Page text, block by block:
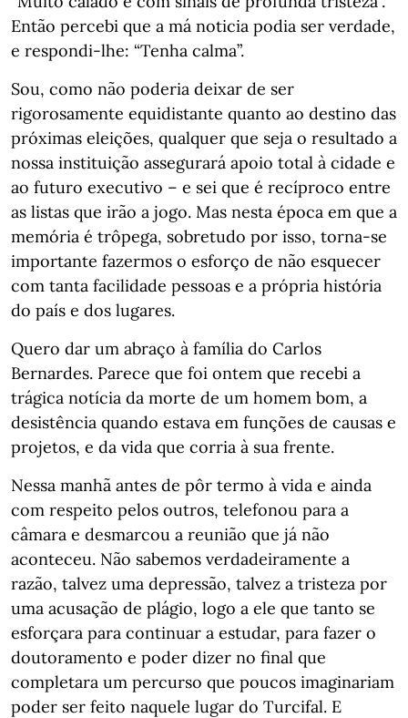
Então percebi que a má noticia podia ser verdade,
e respondi-lhe: “Tenha calma”.
Sou, como não poderia deixar de ser
rigorosamente equidistante quanto ao destino das
próximas eleições, qualquer que seja o resultado a
nossa instituição assegurará apoio total à cidade e
ao futuro executivo – e sei que é recíproco entre
as listas que irão a jogo. Mas nesta época em que a
memória é trôpega, sobretudo por isso, torna-se
importante fazermos o esforço de não esquecer
com tanta facilidade pessoas e a própria história
do país e dos lugares.
Quero dar um abraço à família do Carlos
Bernardes. Parece que foi ontem que recebi a
trágica notícia da morte de um homem bom, a
desistência quando estava em funções de causas e
projetos, e da vida que corria à sua frente.
Nessa manhã antes de pôr termo à vida e ainda
com respeito pelos outros, telefonou para a
câmara e desmarcou a reunião que já não
aconteceu. Não sabemos verdadeiramente a
razão, talvez uma depressão, talvez a tristeza por
uma acusação de plágio, logo a ele que tanto se
esforçara para continuar a estudar, para fazer o
doutoramento e poder dizer no final que
completara um percurso que poucos imaginariam
poder ser feito naquele lugar do Turcifal. E